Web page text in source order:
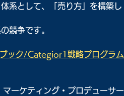
系として、「売り方」を構築し
競争です。
ブック/Categior1戦略プログラム
マーケティング・プロデューサー